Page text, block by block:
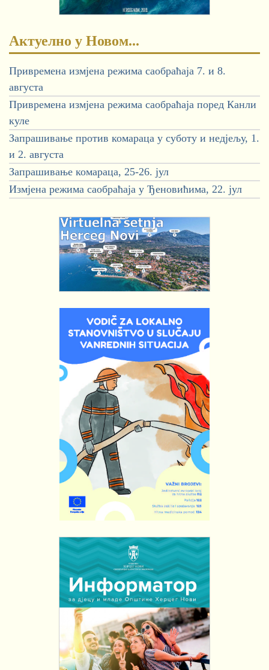
Актуелно у Новом...
Привремена измјена режима саобраћаја 7. и 8.
августа
Привремена измјена режима саобраћаја поред Канли
куле
Запрашивање против комараца у суботу и недјељу, 1.
и 2. августа
Запрашивање комараца, 25-26. јул
Измјена режима саобраћаја у Ђеновићима, 22. јул